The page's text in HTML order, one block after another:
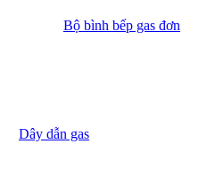
Bộ bình bếp gas đơn
Dây dẫn gas